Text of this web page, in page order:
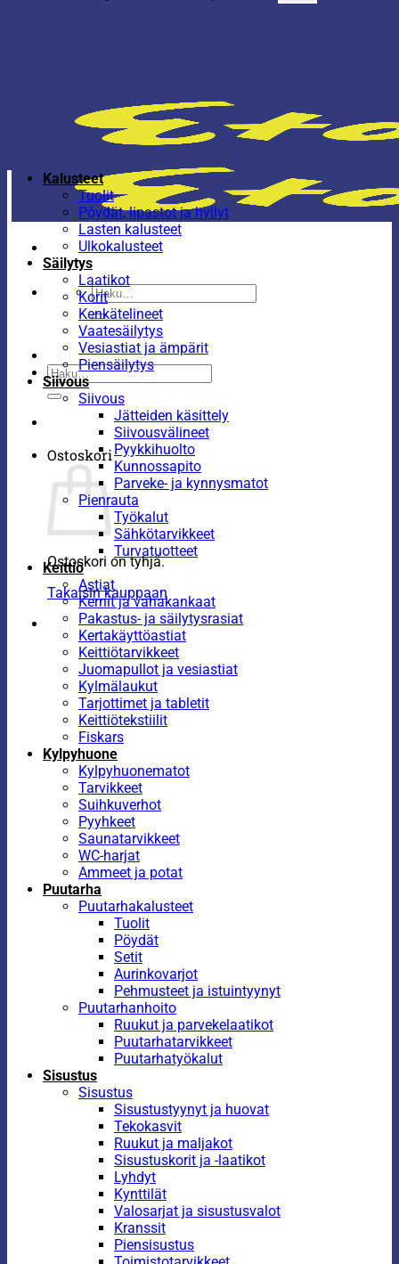
Etsi:
Etsi:
Ostoskori
Ostoskori on tyhjä.
Takaisin kauppaan
Kalusteet
Tuolit
Pöydät, lipastot ja hyllyt
Lasten kalusteet
Ulkokalusteet
Säilytys
Laatikot
Korit
Kenkätelineet
Vaatesäilytys
Vesiastiat ja ämpärit
Piensäilytys
Siivous
Siivous
Jätteiden käsittely
Siivousvälineet
Pyykkihuolto
Kunnossapito
Parveke- ja kynnysmatot
Pienrauta
Työkalut
Sähkötarvikkeet
Turvatuotteet
Keittiö
Astiat
Kernit ja vahakankaat
Pakastus- ja säilytysrasiat
Kertakäyttöastiat
Keittiötarvikkeet
Juomapullot ja vesiastiat
Kylmälaukut
Tarjottimet ja tabletit
Keittiötekstiilit
Fiskars
Kylpyhuone
Kylpyhuonematot
Tarvikkeet
Suihkuverhot
Pyyhkeet
Saunatarvikkeet
WC-harjat
Ammeet ja potat
Puutarha
Puutarhakalusteet
Tuolit
Pöydät
Setit
Aurinkovarjot
Pehmusteet ja istuintyynyt
Puutarhanhoito
Ruukut ja parvekelaatikot
Puutarhatarvikkeet
Puutarhatyökalut
Sisustus
Sisustus
Sisustustyynyt ja huovat
Tekokasvit
Ruukut ja maljakot
Sisustuskorit ja -laatikot
Lyhdyt
Kynttilät
Valosarjat ja sisustusvalot
Kranssit
Piensisustus